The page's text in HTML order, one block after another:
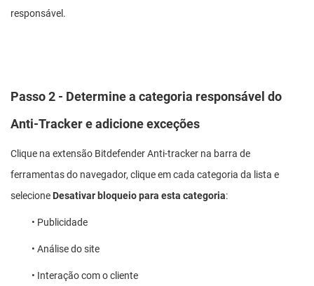
responsável.
Passo 2 - Determine a categoria responsável do
Anti-Tracker e adicione exceções
Clique na extensão Bitdefender Anti-tracker na barra de
ferramentas do navegador, clique em cada categoria da lista e
selecione Desativar bloqueio para esta categoria:
• Publicidade
• Análise do site
• Interação com o cliente